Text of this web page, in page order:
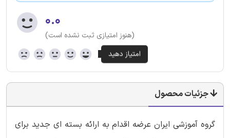
۰.۰
(هنوز امتیازی ثبت نشده است)
جزئیات محصول
گروه آموزشی ایران عرضه اقدام به ارائه بسته ای جدید برای